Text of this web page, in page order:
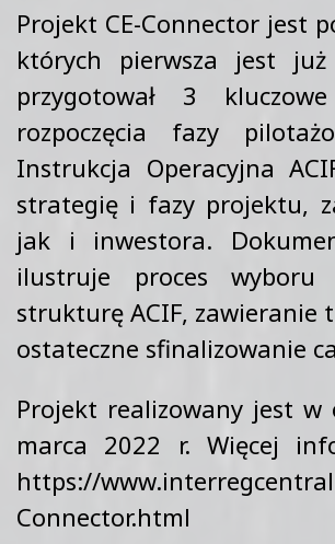
Projekt CE-Connector jest
których pierwsza jest
przygotował 3
rozpoczęcia fazy
Instrukcja Operacyjna
strategię i fazy projektu,
jak i inwestora.
ilustruje proces
strukturę ACIF, zawieranie
ostateczne sfinalizowanie
Projekt realizowany jest
marca 2022 r. Więcej
https://
Connector.html